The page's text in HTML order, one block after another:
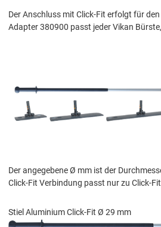
Der Anschluss mit Click-Fit erfolgt für
Adapter 380900 passt jeder Vikan
Der angegebene Ø mm ist der
Click-Fit Verbindung passt nur zu Click-
Stiel Aluminium Click-Fit Ø 29 mm